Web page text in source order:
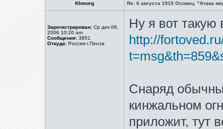
Khmorg Re: 6 августа 1915 Осовец. "Атака
Зарегистрирован: Ср дек 06,
2006 10:20 am
Сообщения: 3851
Откуда: Россия г.Пенза
Ну я вот такую
http://
Снаряд
кинжальном
приложит, тут